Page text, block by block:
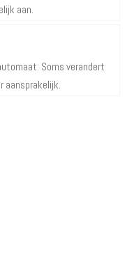
aan.
Soms verandert
aansprakelijk.